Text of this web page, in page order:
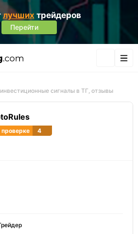
лучших трейдеров
Перейти
сигналы в ТГ, отзывы
4